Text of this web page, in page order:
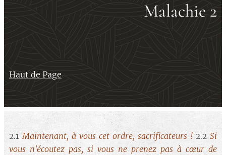
Malachie 2
Haut de Page
2.1Maintenant, à vous cet ordre, sacrificateurs ! 2.2 Si
vous n'écoutez pas, si vous ne prenez pas à cœur de